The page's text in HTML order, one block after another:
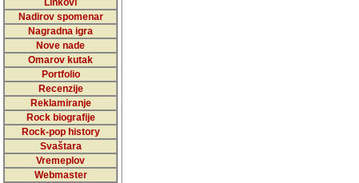
Linkovi
Nadirov spomenar
Nagradna igra
Nove nade
Omarov kutak
Portfolio
Recenzije
Reklamiranje
Rock biografije
Rock-pop history
Svaštara
Vremeplov
Webmaster